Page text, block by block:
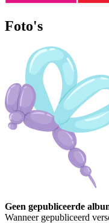
Foto's
Geen gepubliceerde
Wanneer gepubliceerd